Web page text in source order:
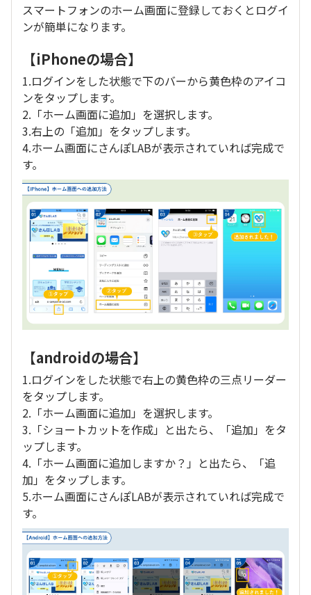
スマートフォンのホーム画面に登録しておくとログイ
ンが簡単になります。
【iPhoneの場合】
1.ログインをした状態で下のバーから黄色枠のアイコ
ンをタップします。
2.「ホーム画面に追加」を選択します。
3.右上の「追加」をタップします。
4.ホーム画面にさんぽLABが表示されていれば完成で
す。
【androidの場合】
1.ログインをした状態で右上の黄色枠の三点リーダー
をタップします。
2.「ホーム画面に追加」を選択します。
3.「ショートカットを作成」と出たら、「追加」をタ
ップします。
4.「ホーム画面に追加しますか？」と出たら、「追
加」をタップします。
5.ホーム画面にさんぽLABが表示されていれば完成で
す。